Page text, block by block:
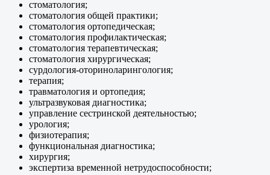
стоматология;
стоматология общей практики;
стоматология ортопедическая;
стоматология профилактическая;
стоматология терапевтическая;
стоматология хирургическая;
сурдология-оториноларингология;
терапия;
травматология и ортопедия;
ультразвуковая диагностика;
управление сестринской деятельностью;
урология;
физиотерапия;
функциональная диагностика;
хирургия;
экспертиза временной нетрудоспособности;